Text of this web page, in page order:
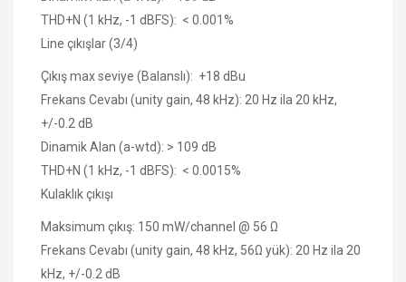
THD+N (1 kHz, -1 dBFS): < 0.001%
Line çıkışlar(3/4)
Çıkış max seviye (Balanslı): +18 dBu
Frekans Cevabı (unity gain, 48 kHz): 20 Hz ila 20 kHz,
+/-0.2 dB
Dinamik Alan (a-wtd): > 109 dB
THD+N (1 kHz, -1 dBFS): < 0.0015%
Kulaklık çıkışı
Maksimum çıkış: 150 mW/channel @ 56 Ω
Frekans Cevabı (unity gain, 48 kHz, 56Ω yük): 20 Hz ila 20
kHz, +/-0.2 dB